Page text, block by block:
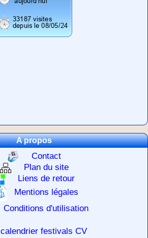
A propos
Contact
Plan du site
Liens de retour
Mentions légales
Conditions d'utilisation
calendrier festivals CV